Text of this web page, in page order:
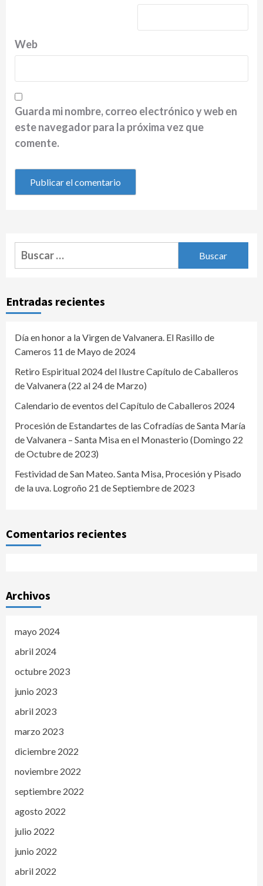
Web
Guarda mi nombre, correo electrónico y web en
este navegador para la próxima vez que
comente.
Buscar:
Entradas recientes
Día en honor a la Virgen de Valvanera. El Rasillo de
Cameros 11 de Mayo de 2024
Retiro Espiritual 2024 del Ilustre Capítulo de Caballeros
de Valvanera (22 al 24 de Marzo)
Calendario de eventos del Capítulo de Caballeros 2024
Procesión de Estandartes de las Cofradías de Santa María
de Valvanera – Santa Misa en el Monasterio (Domingo 22
de Octubre de 2023)
Festividad de San Mateo. Santa Misa, Procesión y Pisado
de la uva. Logroño 21 de Septiembre de 2023
Comentarios recientes
Archivos
mayo 2024
abril 2024
octubre 2023
junio 2023
abril 2023
marzo 2023
diciembre 2022
noviembre 2022
septiembre 2022
agosto 2022
julio 2022
junio 2022
abril 2022